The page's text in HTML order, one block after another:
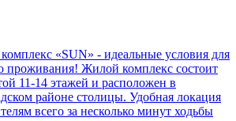
«SUN» - идеальные условия для
проживания! Жилой комплекс состоит
11-14 этажей и расположен в
районе столицы. Удобная локация
всего за несколько минут ходьбы